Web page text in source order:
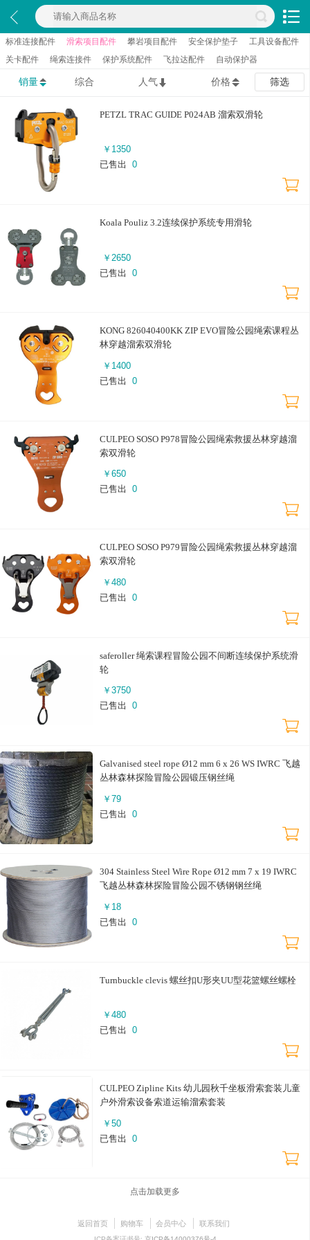
标准连接配件 滑索项目配件 攀岩项目配件 安全保护垫子
工具设备配件
关卡配件
绳索连接件 保护系统配件 飞拉达配件 自动保护器
销量 综合 人气 价格 筛选
PETZL TRAC GUIDE P024AB 溜索双滑轮
￥ 1350
已售出
0
Koala Pouliz 3.2连续保护系统专用滑轮
￥ 2650
已售出
0
KONG 826040400KK ZIP EVO冒险公园绳索课程丛
林穿越溜索双滑轮
￥ 1400
已售出
0
CULPEO SOSO P978冒险公园绳索救援丛林穿越溜
索双滑轮
￥ 650
已售出
0
CULPEO SOSO P979冒险公园绳索救援丛林穿越溜
索双滑轮
￥ 480
已售出
0
saferoller 绳索课程冒险公园不间断连续保护系统滑
轮
￥ 3750
已售出
0
Galvanised steel rope Ø12 mm 6 x 26 WS IWRC 飞越
丛林森林探险冒险公园锻压钢丝绳
￥ 79
已售出
0
304 Stainless Steel Wire Rope Ø12 mm 7 x 19 IWRC
飞越丛林森林探险冒险公园不锈钢钢丝绳
￥ 18
已售出
0
Turnbuckle clevis 螺丝扣U形夹UU型花篮螺丝螺栓
￥ 480
已售出
0
CULPEO Zipline Kits 幼儿园秋千坐板滑索套装儿童
户外滑索设备索道运输溜索套装
￥ 50
已售出
0
点击加载更多
返回首页 购物车 会员中心 联系我们